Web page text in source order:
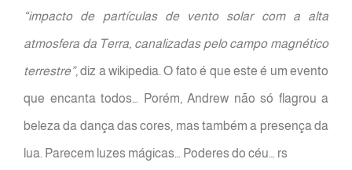
“impacto de partículas de vento solar com a alta
atmosfera da Terra, canalizadas pelo campo magnético
terrestre”, diz a wikipedia. O fato é que este é um evento
que encanta todos… Porém, Andrew não só flagrou a
beleza da dança das cores, mas também a presença da
lua. Parecem luzes mágicas… Poderes do céu… rs